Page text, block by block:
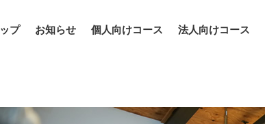
プ お知らせ 個人向けコース 法人向けコース